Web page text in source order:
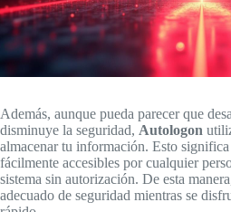
Además, aunque pueda parecer que
disminuye la seguridad, Autologon
almacenar tu información. Esto significa
fácilmente accesibles por cualquier
sistema sin autorización. De esta
adecuado de seguridad mientras se